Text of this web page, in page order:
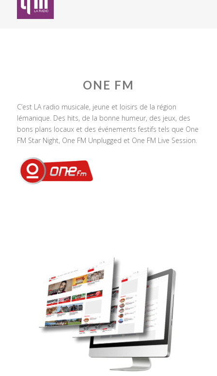
ONE FM
C’est LA radio musicale, jeune et loisirs de la région
lémanique. Des hits, de la bonne humeur, des jeux, des
bons plans locaux et des événements festifs tels que One
FM Star Night, One FM Unplugged et One FM Live Session.